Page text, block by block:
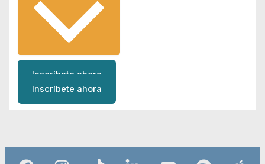
Inscríbete ahora
Inscríbete ahora